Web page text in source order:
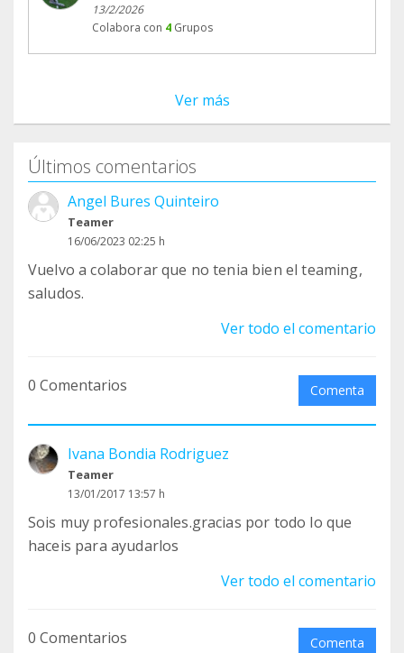
13/2/2026
Colabora con 4 Grupos
Ver más
Últimos comentarios
Angel Bures Quinteiro
Teamer
16/06/2023 02:25 h
Vuelvo a colaborar que no tenia bien el teaming,
saludos.
Ver todo el comentario
0 Comentarios Comenta
Ivana Bondia Rodriguez
Teamer
13/01/2017 13:57 h
Sois muy profesionales.gracias por todo lo que
haceis para ayudarlos
Ver todo el comentario
0 Comentarios Comenta